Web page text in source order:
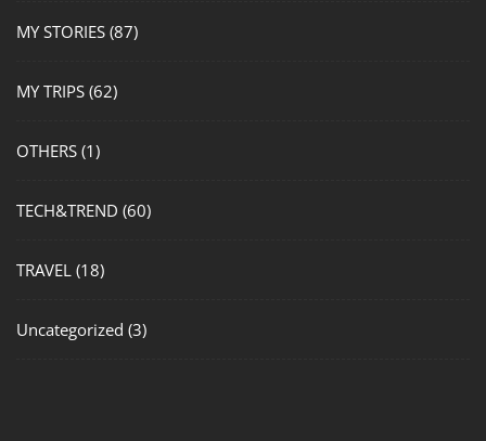
MY STORIES (87)
MY TRIPS (62)
OTHERS (1)
TECH&TREND (60)
TRAVEL (18)
Uncategorized (3)